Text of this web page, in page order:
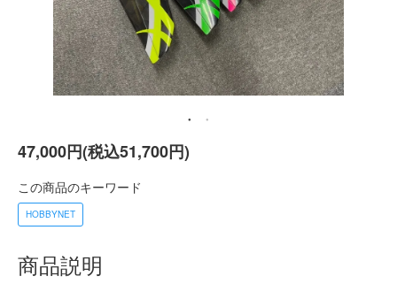
47,000円(税込51,700円)
この商品のキーワード
HOBBYNET
商品説明